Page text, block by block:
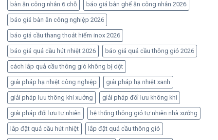
bàn ăn công nhân 6 chỗ báo giá bàn ghế ăn công nhân 2026
báo giá bàn ăn công nghiệp 2026
báo giá cầu thang thoát hiểm inox 2026
báo giá quả cầu hút nhiệt 2026 báo giá quả cầu thông gió 2026
cách lắp quả cầu thông gió không bị dột
giải pháp hạ nhiệt công nghiệp giải pháp hạ nhiệt xanh
giải pháp lưu thông khí xưởng giải pháp đối lưu không khí
giải pháp đối lưu tự nhiên hệ thống thông gió tự nhiên nhà xưởng
lắp đặt quả cầu hút nhiệt lắp đặt quả cầu thông gió